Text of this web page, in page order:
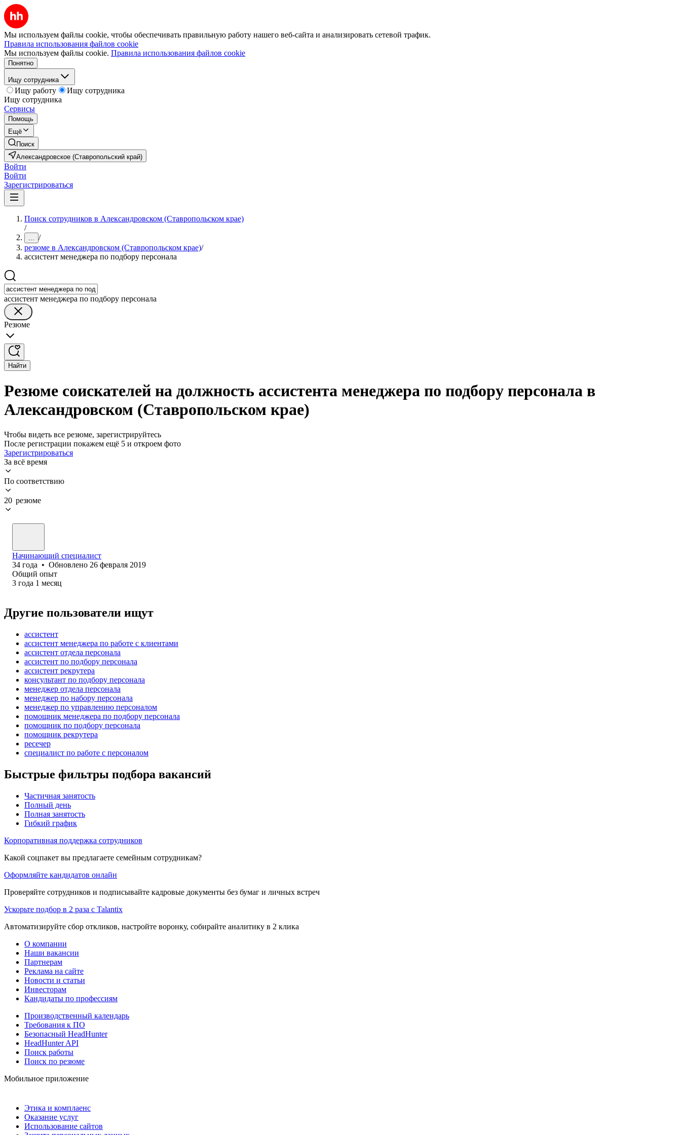
Мы используем файлы cookie, чтобы обеспечивать правильную работу нашего веб-сайта и анализировать сетевой трафик.
Правила использования файлов cookie
Мы используем файлы cookie. Правила использования файлов cookie
Понятно
Ищу сотрудника
Ищу работу
Ищу сотрудника
Ищу сотрудника
Сервисы
Помощь
Ещё
Поиск
Александровское (Ставропольский край)
Войти
Войти
Зарегистрироваться
Поиск сотрудников в Александровском (Ставропольском крае)
/
... /
резюме в Александровском (Ставропольском крае)/
ассистент менеджера по подбору персонала
ассистент менеджера по подбору персонала
Резюме
Найти
Резюме соискателей на должность ассистента менеджера по подбору персонала в
Александровском (Ставропольском крае)
Чтобы видеть все резюме, зарегистрируйтесь
После регистрации покажем ещё 5 и откроем фото
Зарегистрироваться
За всё время
По соответствию
20 резюме
Начинающий специалист
34 года • Обновлено 26 февраля 2019
Общий опыт
3 года 1 месяц
Другие пользователи ищут
ассистент
ассистент менеджера по работе с клиентами
ассистент отдела персонала
ассистент по подбору персонала
ассистент рекрутера
консультант по подбору персонала
менеджер отдела персонала
менеджер по набору персонала
менеджер по управлению персоналом
помощник менеджера по подбору персонала
помощник по подбору персонала
помощник рекрутера
ресечер
специалист по работе с персоналом
Быстрые фильтры подбора вакансий
Частичная занятость
Полный день
Полная занятость
Гибкий график
Корпоративная поддержка сотрудников
Какой соцпакет вы предлагаете семейным сотрудникам?
Оформляйте кандидатов онлайн
Проверяйте сотрудников и подписывайте кадровые документы без бумаг и личных встреч
Ускорьте подбор в 2 раза с Talantix
Автоматизируйте сбор откликов, настройте воронку, собирайте аналитику в 2 клика
О компании
Наши вакансии
Партнерам
Реклама на сайте
Новости и статьи
Инвесторам
Кандидаты по профессиям
Производственный календарь
Требования к ПО
Безопасный HeadHunter
HeadHunter API
Поиск работы
Поиск по резюме
Мобильное приложение
Этика и комплаенс
Оказание услуг
Использование сайтов